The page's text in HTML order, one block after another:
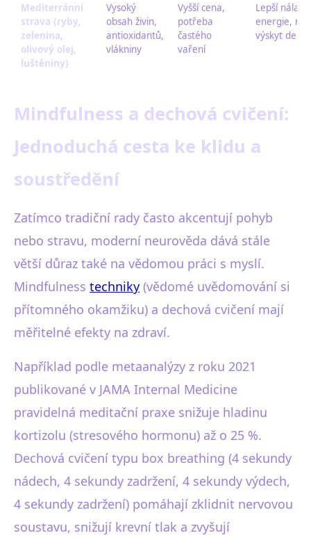
Mediterránní
strava (ryby,
zelenina,
olivový olej,
luštěniny)
Vysoký
obsah živin,
antioxidantů,
vlákniny
Vyšší cena,
potřeba
častého
vaření
Lepší
energie,
výskyt
Mindfulness a dechová cvičení:
Jednoduchá cesta ke klidu a
soustředění
Zatímco tradiční rady často akcentují pohyb
nebo stravu, moderní neurověda dává stále
větší důraz také na vědomou práci s myslí.
Mindfulness techniky (vědomé uvědomování si
přítomného okamžiku) a dechová cvičení mají
měřitelné efekty na zdraví.
Například podle metaanalýzy z roku 2021
publikované v JAMA Internal Medicine
pravidelná meditační praxe snižuje hladinu
kortizolu (stresového hormonu) až o 25 %.
Dechová cvičení typu box breathing (4 sekundy
nádech, 4 sekundy zadržení, 4 sekundy výdech,
4 sekundy zadržení) pomáhají zklidnit nervovou
soustavu, snižují krevní tlak a zvyšují